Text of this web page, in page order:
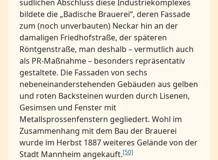
südlichen Abschluss diese Industriekomplexes
bildete die „Badische Brauerei“, deren Fassade
zum (noch unverbauten) Neckar hin an der
damaligen Friedhofstraße, der späteren
Röntgenstraße, man deshalb – vermutlich auch
als PR-Maßnahme – besonders repräsentativ
gestaltete. Die Fassaden von sechs
nebeneinanderstehenden Gebäuden aus gelben
und roten Backsteinen wurden durch Lisenen,
Gesimsen und Fenster mit
Metallsprossenfenstern gegliedert. Wohl im
Zusammenhang mit dem Bau der Brauerei
wurde im Herbst 1887 weiteres Gelände von der
Stadt Mannheim angekauft.[50]